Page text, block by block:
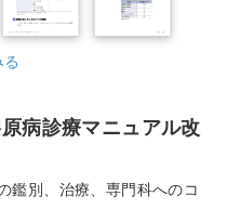
病診療マニュアル改
鑑別、治療、専門科へのコ